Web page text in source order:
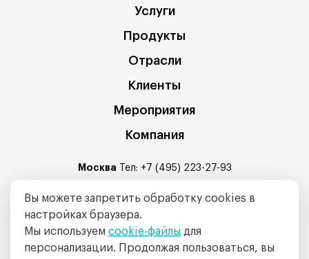
Услуги
Продукты
Отрасли
Клиенты
Мероприятия
Компания
Москва Тел: +7 (495) 223-27-93
Санкт-Петербург
: Средний проспект В.О. 88А, БЦ Балтис
Центр офис № 320
Тел:+7 (812) 335-04-88
E-mail:
Вы можете запретить обработку cookies в
настройках браузера.
Мы используем cookie-файлы для
персонализации. Продолжая пользоваться, вы